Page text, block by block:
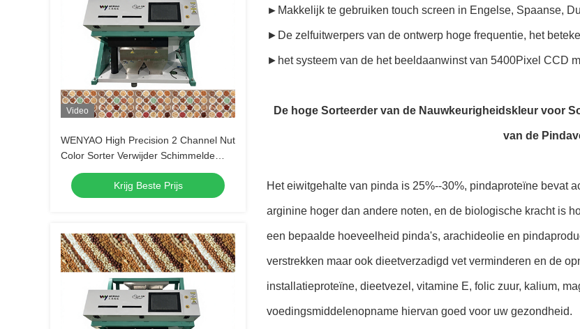
Video
WENYAO High Precision 2 Channel Nut
Color Sorter Verwijder Schimmelde
Rotten Shell Onzuiverheid voor alle
soorten noten Verwerking
Krijg Beste Prijs
► Makkelijk te gebruiken touch screen in Engelse, Spaanse,
►De zelfuitwerpers van de ontwerp hoge frequentie, het
►het systeem van de het beeldaanwinst van 5400Pixel CCD
De hoge Sorteerder van de Nauwkeurigheidskleur voor
van de
Het eiwitgehalte van pinda is 25%--30%, pindaproteïne bevat
arginine hoger dan andere noten, en de biologische kracht is
een bepaalde hoeveelheid pinda's, arachideolie en
verstrekken maar ook dieetverzadigd vet verminderen en de
installatieproteïne, dieetvezel, vitamine E, folic zuur, kalium,
voedingsmiddelenopname hiervan goed voor uw gezondheid.